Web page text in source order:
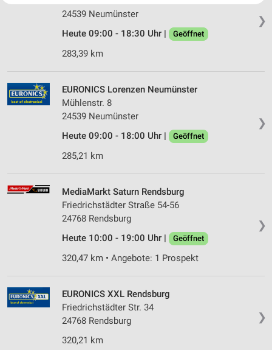
❯
24539 Neumünster
Heute 09:00 - 18:30 Uhr |
Geöffnet
283,39 km
❯
EURONICS Lorenzen Neumünster
Mühlenstr. 8
24539 Neumünster
Heute 09:00 - 18:00 Uhr |
Geöffnet
285,21 km
❯
MediaMarkt Saturn Rendsburg
Friedrichstädter Straße 54-56
24768 Rendsburg
Heute 10:00 - 19:00 Uhr |
Geöffnet
320,47 km • Angebote: 1 Prospekt
❯
EURONICS XXL Rendsburg
Friedrichstädter Str. 34
24768 Rendsburg
320,21 km
Website/App.
Wir nutzen Ihre Daten für folgende Zwecke:
IAB-Verarbeitungszwecke:
auf einem Endgerät
Verwendung reduzierter Daten zur Auswahl von
Werbeanzeigen
Erstellung von Profilen für personalisierte
personalisierter Werbung
Erstellung von Profilen zur Personalisierung
von Inhalten
personalisierter Inhalte
Messung der Performance von Inhalten
Analyse von Zielgruppen durch Statistiken oder
Kombinationen von Daten aus verschiedenen